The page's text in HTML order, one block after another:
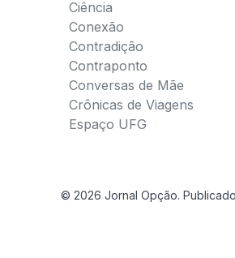
Ciência
Conexão
Contradição
Contraponto
Conversas de Mãe
Crônicas de Viagens
Espaço UFG
© 2026 Jornal Opção.